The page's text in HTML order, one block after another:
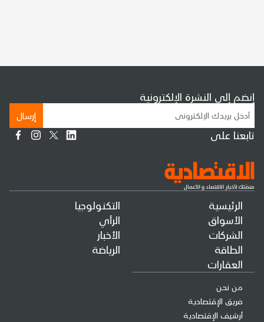
الرئيسية
الأسواق
الشركات
الطاقة
العقارات
التكنولوجيا
الرأي
الأخبار
الرياضة
من نحن
فريق الإقتصادية
أرشيف الإقتصادية
إنضم إلى النشرة الإلكترونية
إرسال
تابعنا على